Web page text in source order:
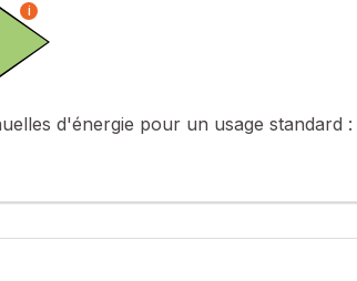
i
d'énergie pour un usage standard :